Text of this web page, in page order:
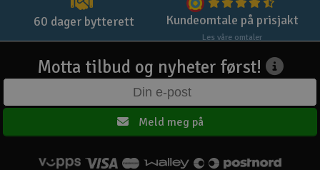
60 dager bytterett Kundeomtale på prisjakt
Les våre omtaler
Motta tilbud og nyheter først!
Meld meg på